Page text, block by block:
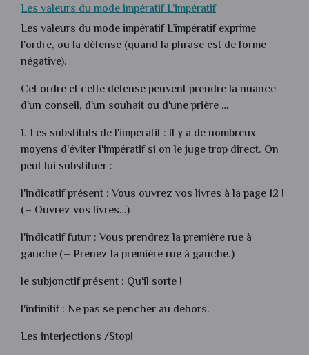
Les valeurs du mode impératif L’impératif
Les valeurs du mode impératif L’impératif exprime
l'ordre, ou la défense (quand la phrase est de forme
négative).
Cet ordre et cette défense peuvent prendre la nuance
d'un conseil, d'un souhait ou d'une prière …
1. Les substituts de l'impératif : Il y a de nombreux
moyens d'éviter l'impératif si on le juge trop direct. On
peut lui substituer :
l'indicatif présent : Vous ouvrez vos livres à la page 12 !
(= Ouvrez vos livres…)
l'indicatif futur : Vous prendrez la première rue à
gauche (= Prenez la première rue à gauche.)
le subjonctif présent : Qu'il sorte !
l'infinitif : Ne pas se pencher au dehors.
Les interjections /Stop!